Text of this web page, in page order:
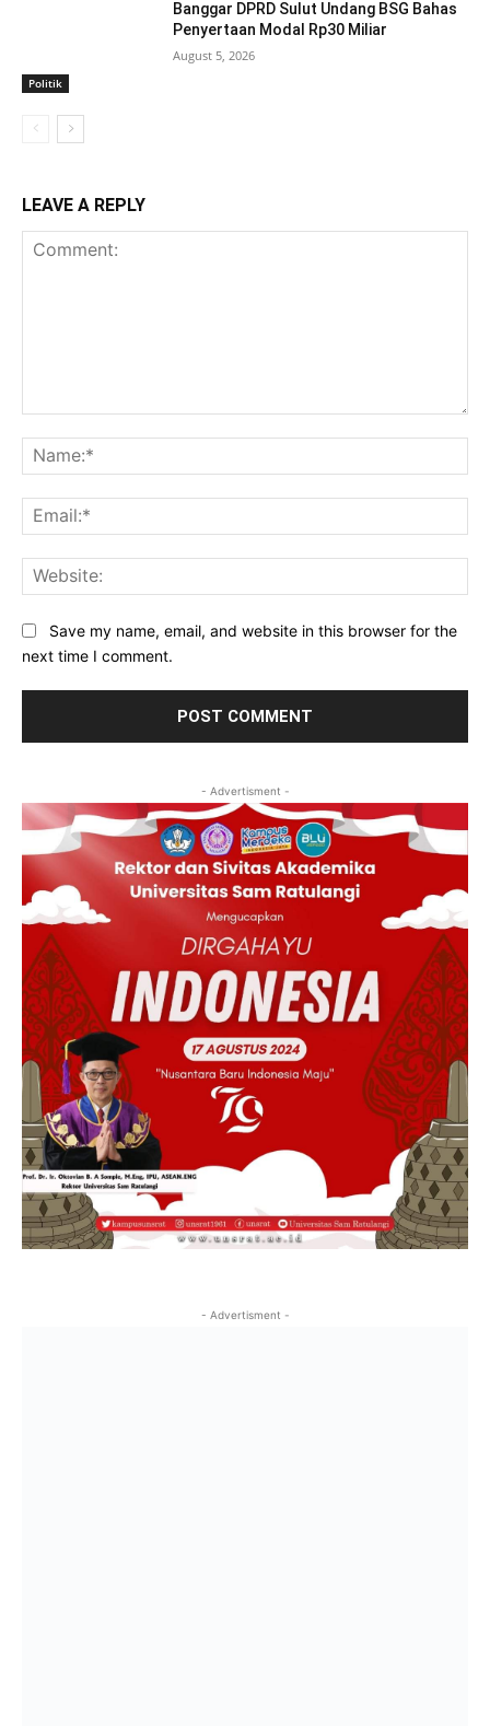
Politik
Banggar DPRD Sulut Undang BSG Bahas
Penyertaan Modal Rp30 Miliar
August 5, 2026
LEAVE A REPLY
Save my name, email, and website in this browser for the
next time I comment.
- Advertisment -
- Advertisment -